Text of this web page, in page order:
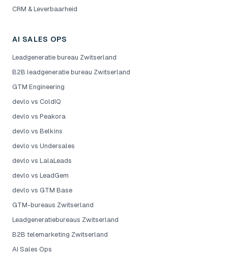
CRM & Leverbaarheid
AI SALES OPS
Leadgeneratie bureau Zwitserland
B2B leadgeneratie bureau Zwitserland
GTM Engineering
devlo vs ColdIQ
devlo vs Peakora
devlo vs Belkins
devlo vs Undersales
devlo vs LalaLeads
devlo vs LeadGem
devlo vs GTM Base
GTM-bureaus Zwitserland
Leadgeneratiebureaus Zwitserland
B2B telemarketing Zwitserland
AI Sales Ops